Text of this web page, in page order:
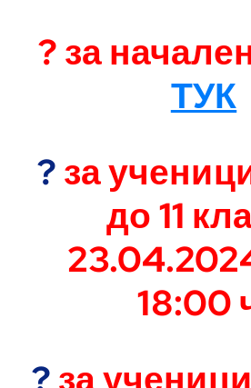
? за
ТУК
?за
до 11
18:00